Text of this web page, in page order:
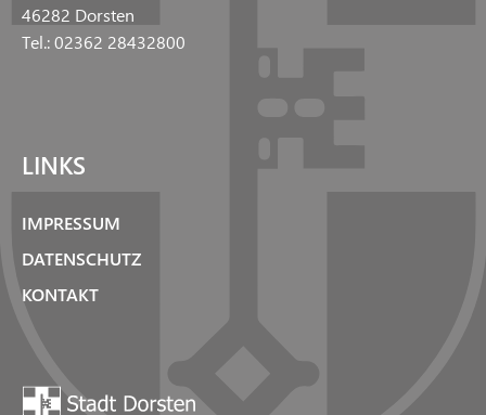
46282 Dorsten
Tel.: 02362 28432800
LINKS
IMPRESSUM
DATENSCHUTZ
KONTAKT